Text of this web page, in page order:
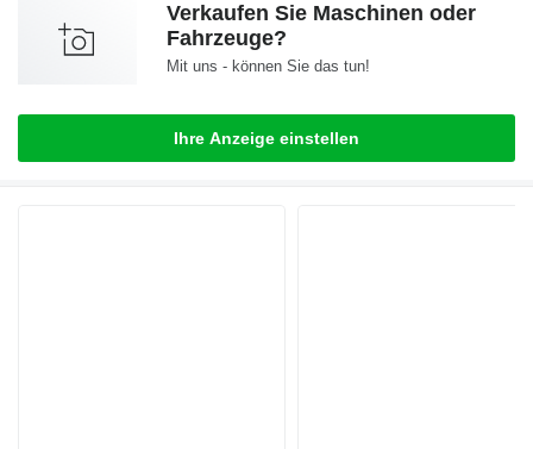
Verkaufen Sie Maschinen oder
Fahrzeuge?
Mit uns - können Sie das tun!
Ihre Anzeige einstellen